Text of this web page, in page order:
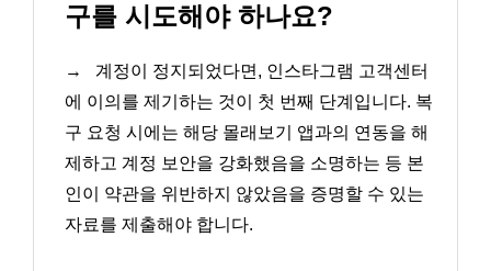
구를 시도해야 하나요?
→
계정이 정지되었다면, 인스타그램 고객센터
에 이의를 제기하는 것이 첫 번째 단계입니다. 복
구 요청 시에는 해당 몰래보기 앱과의 연동을 해
제하고 계정 보안을 강화했음을 소명하는 등 본
인이 약관을 위반하지 않았음을 증명할 수 있는
자료를 제출해야 합니다.